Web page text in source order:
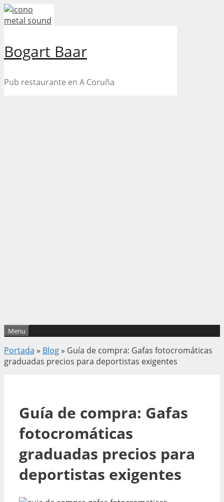
Skip
to
Bogart Baar
Pub restaurante en A Coruña
Menu
Portada » Blog » Guía de compra: Gafas fotocromáticas
graduadas precios para deportistas exigentes
Guía de compra: Gafas
fotocromáticas
graduadas precios para
deportistas exigentes